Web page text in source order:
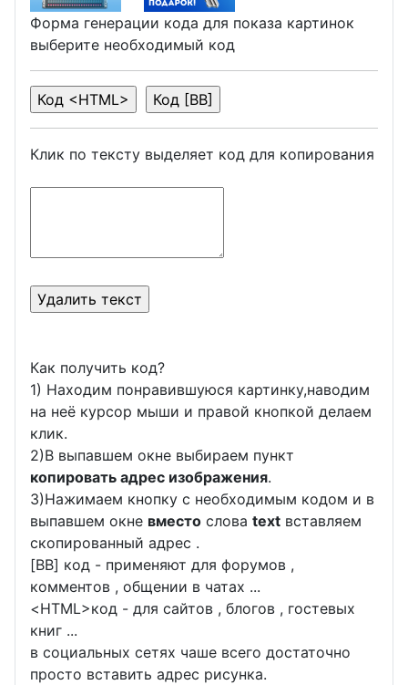
Форма генерации кода для показа картинок
выберите необходимый код
Клик по тексту выделяет код для копирования
Как получить код?
1) Находим понравившуюся картинку,наводим
на неё курсор мыши и правой кнопкой делаем
клик.
2)В выпавшем окне выбираем пункт
копировать адрес изображения.
3)Нажимаем кнопку с необходимым кодом и в
выпавшем окне вместо слова text вставляем
скопированный адрес .
[BB] код - применяют для форумов ,
комментов , общении в чатах ...
<HTML>код - для сайтов , блогов , гостевых
книг ...
в социальных сетях чаше всего достаточно
просто вставить адрес рисунка.